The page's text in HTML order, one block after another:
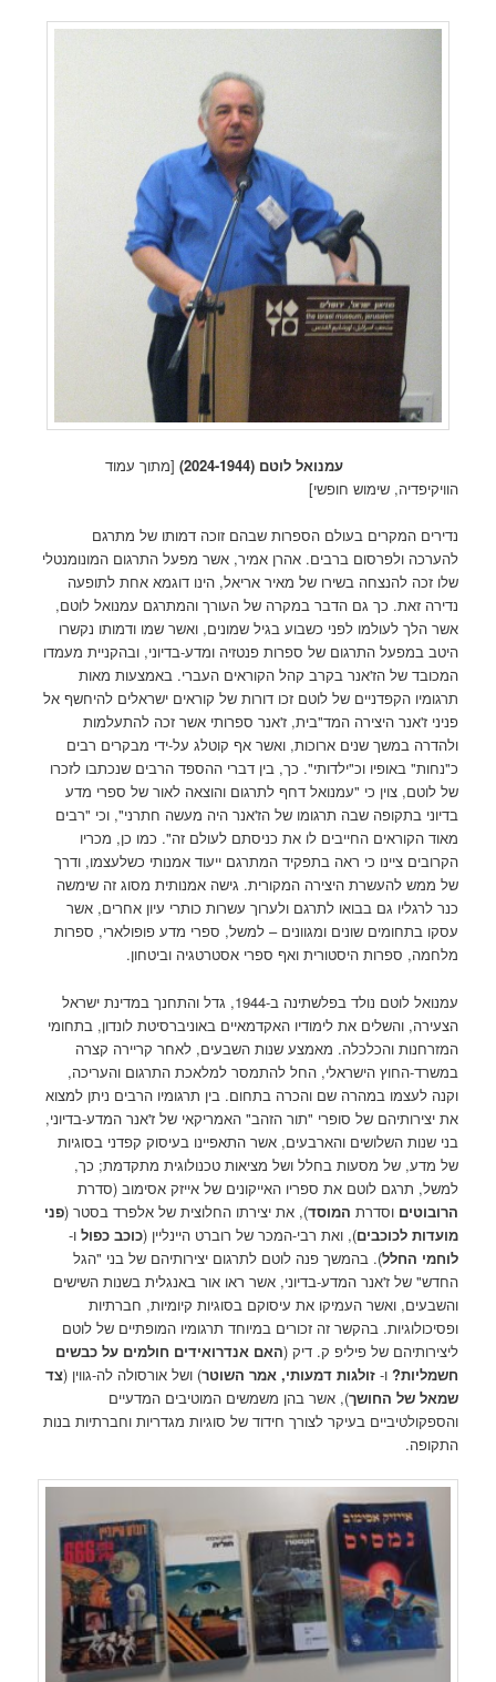
עמנואל לוטם (2024-1944)
[מתוך עמוד
הוויקיפדיה, שימוש חופשי]
נדירים המקרים בעולם הספרות שבהם זוכה דמותו של מתרגם
להערכה ולפרסום ברבים. אהרן אמיר, אשר מפעל התרגום המונומנטלי
שלו זכה להנצחה בשירו של מאיר אריאל, הינו דוגמא אחת לתופעה
נדירה זאת. כך גם הדבר במקרה של העורך והמתרגם עמנואל לוטם,
אשר הלך לעולמו לפני כשבוע בגיל שמונים, ואשר שמו ודמותו נקשרו
היטב במפעל התרגום של ספרות פנטזיה ומדע-בדיוני, ובהקניית מעמדו
המכובד של הז'אנר בקרב קהל הקוראים העברי. באמצעות מאות
תרגומיו הקפדניים של לוטם זכו דורות של קוראים ישראלים להיחשף אל
פניני ז'אנר היצירה המד"בית, ז'אנר ספרותי אשר זכה להתעלמות
ולהדרה במשך שנים ארוכות, ואשר אף קוטלג על-ידי מבקרים רבים
כ"נחות" באופיו וכ"ילדותי". כך, בין דברי ההספד הרבים שנכתבו לזכרו
של לוטם, צוין כי "עמנואל דחף לתרגום והוצאה לאור של ספרי מדע
בדיוני בתקופה שבה תרגומו של הז'אנר היה מעשה חתרני", וכי "רבים
מאוד הקוראים החייבים לו את כניסתם לעולם זה". כמו כן, מכריו
הקרובים ציינו כי ראה בתפקיד המתרגם ייעוד אמנותי כשלעצמו, ודרך
של ממש להעשרת היצירה המקורית. גישה אמנותית מסוג זה שימשה
כנר לרגליו גם בבואו לתרגם ולערוך עשרות כותרי עיון אחרים, אשר
עסקו בתחומים שונים ומגוונים – למשל, ספרי מדע פופולארי, ספרות
מלחמה, ספרות היסטורית ואף ספרי אסטרטגיה וביטחון.
עמנואל לוטם נולד בפלשתינה ב-1944, גדל והתחנך במדינת ישראל
הצעירה, והשלים את לימודיו האקדמאיים באוניברסיטת לונדון, בתחומי
המזרחנות והכלכלה. מאמצע שנות השבעים, לאחר קריירה קצרה
במשרד-החוץ הישראלי, החל להתמסר למלאכת התרגום והעריכה,
וקנה לעצמו במהרה שם והכרה בתחום. בין תרגומיו הרבים ניתן למצוא
את יצירותיהם של סופרי "תור הזהב" האמריקאי של ז'אנר המדע-בדיוני,
בני שנות השלושים והארבעים, אשר התאפיינו בעיסוק קפדני בסוגיות
של מדע, של מסעות בחלל ושל מציאות טכנולוגית מתקדמת; כך,
למשל, תרגם לוטם את ספריו האייקונים של אייזק אסימוב (סדרת
הרובוטים וסדרת המוסד), את יצירתו החלוצית של אלפרד בסטר (פני
מועדות לכוכבים), ואת רבי-המכר של רוברט היינליין (כוכב כפולו-
לוחמי החלל). בהמשך פנה לוטם לתרגום יצירותיהם של בני "הגל
החדש" של ז'אנר המדע-בדיוני, אשר ראו אור באנגלית בשנות השישים
והשבעים, ואשר העמיקו את עיסוקם בסוגיות קיומיות, חברתיות
ופסיכולוגיות. בהקשר זה זכורים במיוחד תרגומיו המופתיים של לוטם
ליצירותיהם של פיליפ ק. דיק (האם אנדרואידים חולמים על כבשים
חשמליות? ו-זולגות דמעותי, אמר השוטר) ושל אורסולה לה-גווין (צד
שמאל של החושך), אשר בהן משמשים המוטיבים המדעיים
והספקולטיביים בעיקר לצורך חידוד של סוגיות מגדריות וחברתיות בנות
התקופה.